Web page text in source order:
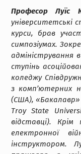
Професор Луїс
університетські
курси, брав
симпозіумах.
ступінь
коледжу
з комп’ютерних
(США),
Troy State
відставці).
електронної
інструктором.